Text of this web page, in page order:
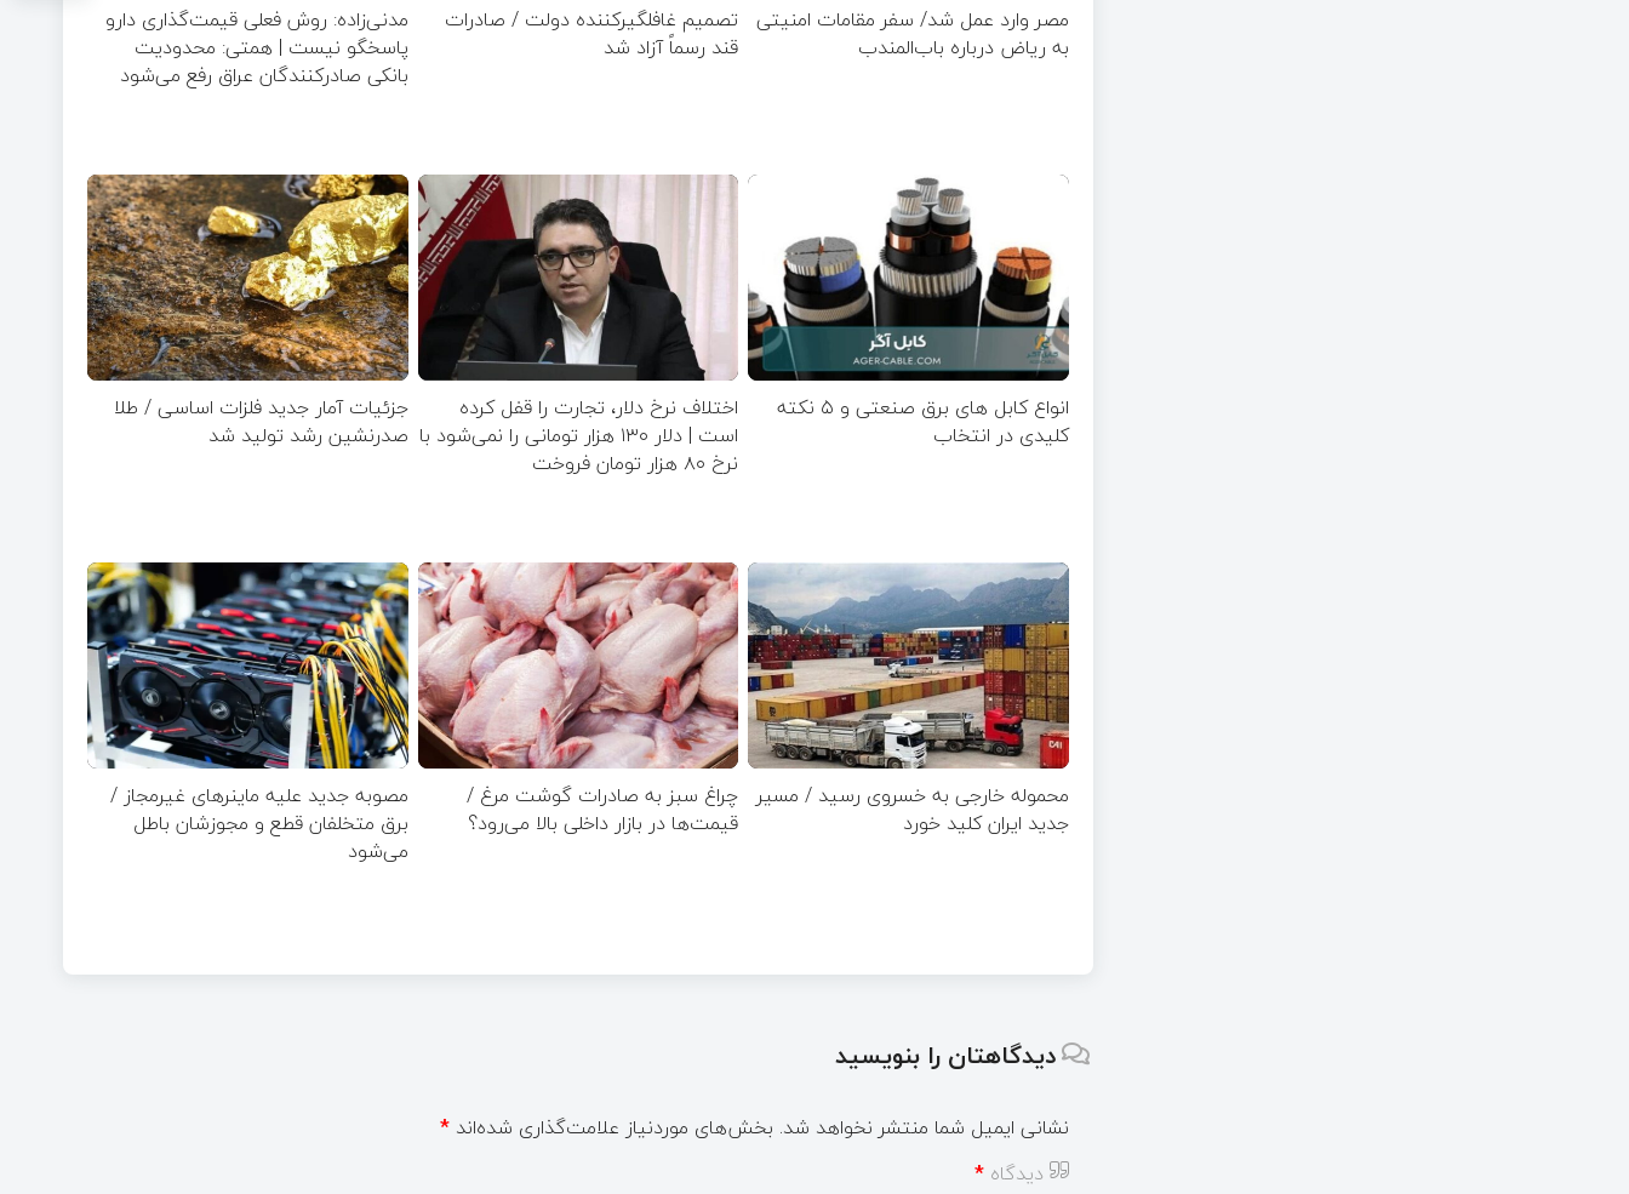
مصر وارد عمل شد/ سفر مقامات امنیتی
به ریاض درباره باب‌المندب
تصمیم غافلگیرکننده دولت / صادرات
قند رسماً آزاد شد
مدنی‌زاده: روش فعلی قیمت‌گذاری دارو
پاسخگو نیست | همتی: محدودیت
بانکی صادرکنندگان عراق رفع می‌شود
انواع کابل های برق صنعتی و ۵ نکته
کلیدی در انتخاب
اختلاف نرخ دلار، تجارت را قفل کرده
است | دلار ۱۳۰ هزار تومانی را نمی‌شود با
نرخ ۸۰ هزار تومان فروخت
جزئیات آمار جدید فلزات اساسی / طلا
صدرنشین رشد تولید شد
محموله خارجی به خسروی رسید / مسیر
جدید ایران کلید خورد
چراغ سبز به صادرات گوشت مرغ /
قیمت‌ها در بازار داخلی بالا می‌رود؟
مصوبه جدید علیه ماینرهای غیرمجاز /
برق متخلفان قطع و مجوزشان باطل
می‌شود
دیدگاهتان را بنویسید
نشانی ایمیل شما منتشر نخواهد شد. بخش‌های موردنیاز علامت‌گذاری شده‌اند *
دیدگاه *